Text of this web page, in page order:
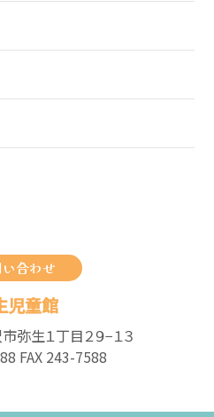
合わせ
児童館
弥生１丁目２９−１３
FAX 243-7588